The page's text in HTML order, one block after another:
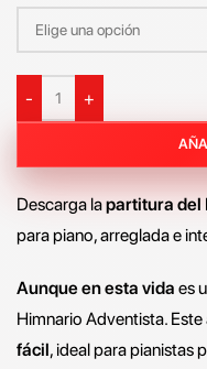
- +
Descarga lapartitura del
para piano, arreglada e
Aunque en esta vida es
Himnario Adventista.
fácil, ideal para pianistas